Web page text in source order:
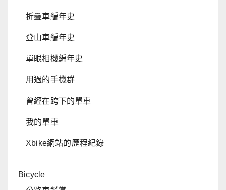
折疊車編年史
登山車編年史
單眼相機編年史
用過的手機群
曾經在跨下的單車
我的單車
Xbike網站的歷程紀錄
Bicycle